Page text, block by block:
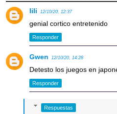
lili 12/10/20, 12:37
genial cortico entretenido
Responder
Gwen 12/10/20, 14:28
Detesto los juegos en
Responder
Respuestas